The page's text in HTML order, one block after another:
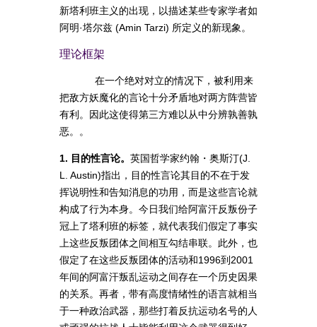
新塔利班主义的出现，以描述某些专家学者如
阿明·塔尔兹 (Amin Tarzi) 所定义的新现象。
理论框架
在一个绝对对立的情况下，被利用来
把敌方妖魔化的言论十分矛盾地对两方阵营皆
有利。因此这使得第三方难以从中分辨孰善孰
恶。。
1. 目的性言论。 英国哲学家约翰・奥斯汀(J.
L. Austin)指出，目的性言论其目的不在于发
挥说明性和告知消息的功用，而是这些言论就
构成了行为本身。今日我们给阿富汗反叛份子
冠上了塔利班的标签，就代表我们假定了事实
上这些反叛团体之间相互勾结串联。此外，也
假定了在这些反叛团体的活动和1996到2001
年间的阿富汗叛乱运动之间存在一个历史因果
的关系。再者，带有高度情绪性的语言就相当
于一种政治武器，那些打着反抗运动名号的人